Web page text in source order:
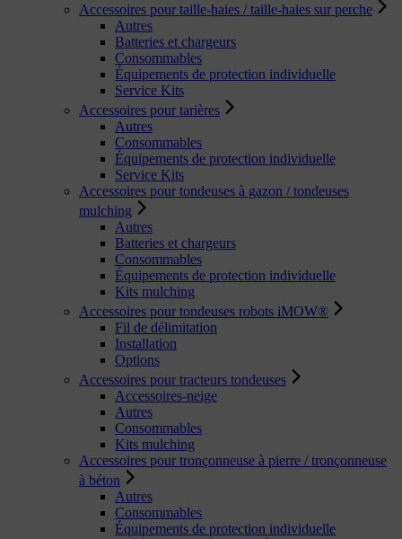
Accessoires pour taille-haies / taille-haies sur perche
Autres
Batteries et chargeurs
Consommables
Équipements de protection individuelle
Service Kits
Accessoires pour tarières
Autres
Consommables
Équipements de protection individuelle
Service Kits
Accessoires pour tondeuses à gazon / tondeuses
mulching
Autres
Batteries et chargeurs
Consommables
Équipements de protection individuelle
Kits mulching
Accessoires pour tondeuses robots iMOW®
Fil de délimitation
Installation
Options
Accessoires pour tracteurs tondeuses
Accessoires-neige
Autres
Consommables
Kits mulching
Accessoires pour tronçonneuse à pierre / tronçonneuse
à béton
Autres
Consommables
Équipements de protection individuelle